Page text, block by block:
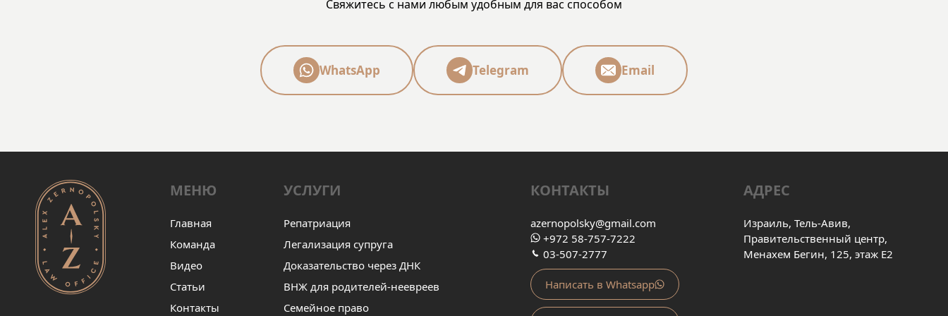
специалист, который постоянно
вам. Успехов и процветания всей
Свяжитесь с нами любым удобным для вас способом
WhatsApp Telegram Email
МЕНЮ
Главная
Команда
Видео
Статьи
Контакты
УСЛУГИ
Репатриация
Легализация супруга
Доказательство через ДНК
ВНЖ для родителей-неевреев
Семейное право
КОНТАКТЫ
azernopolsky@gmail.com
+972 58-757-7222
03-507-2777
Написать в Whatsapp
АДРЕС
Израиль, Тель-Авив,
Правительственный центр,
Менахем Бегин, 125, этаж Е2